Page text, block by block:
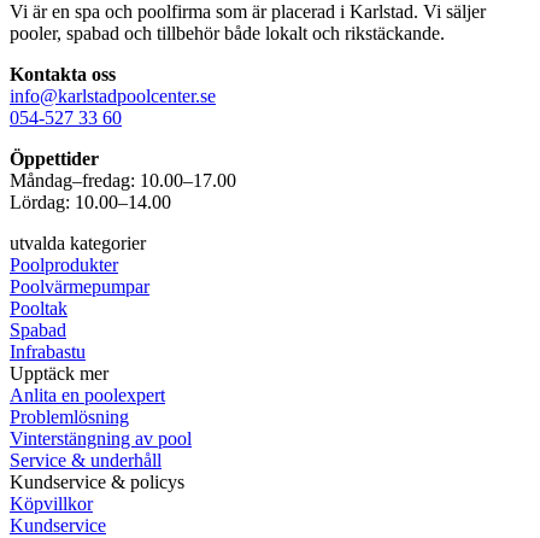
Vi är en spa och poolfirma som är placerad i Karlstad. Vi säljer
pooler, spabad och tillbehör både lokalt och rikstäckande.
Kontakta oss
info@karlstadpoolcenter.se
054-527 33 60
Öppettider
Måndag–fredag: 10.00–17.00
Lördag: 10.00–14.00
utvalda kategorier
Poolprodukter
Poolvärmepumpar
Pooltak
Spabad
Infrabastu
Upptäck mer
Anlita en poolexpert
Problemlösning
Vinterstängning av pool
Service & underhåll
Kundservice & policys
Köpvillkor
Kundservice